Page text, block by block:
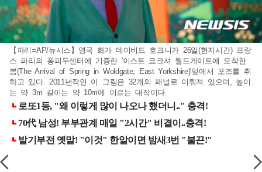
【파리=AP/뉴시스】영국 화가 데이비드 호크니가 26일(현지시간) 프랑
스 파리의 퐁피두센터에 기증한 '이스트 요크셔 월드게이트에 도착한
봄(The Arrival of Spring in Woldgate, East Yorkshire)'앞에서 포즈를 취
하고 있다. 2011년작인 이 그림은 32개의 패널로 이뤄져 있으며, 높이
는 약 3m 길이는 약 10m에 이르는 대작이다.